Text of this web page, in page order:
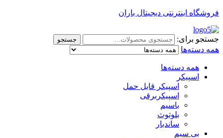
فروشگاه اینترنتی دیجیتال باران
جستجو برای: جستجو
همه دسته‌ها
همه دسته‌ها
اسپیکر
اسپیکر قابل حمل
اسپیکربرقی
باسیم
بلوتوث
ساندبار
بی سیم